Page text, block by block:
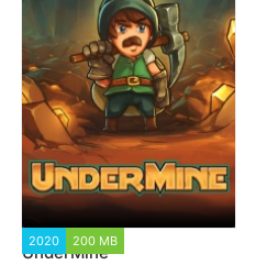
2020 200 MB
UnderMine